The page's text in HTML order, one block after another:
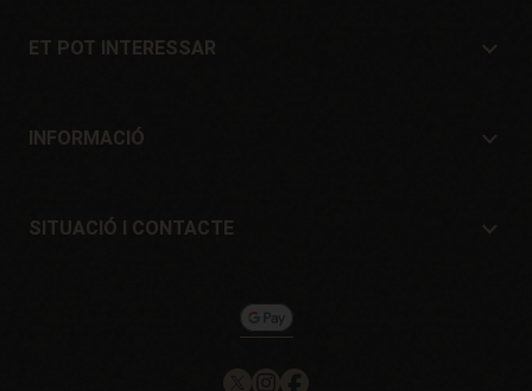
Situació i Contacte
ET POT INTERESSAR
Ofertes
INFORMACIÓ
Garanties i devolucions
SITUACIÓ I CONTACTE
Pol. Industrial Pont del Príncep
Email: info@philosopherseeds.com